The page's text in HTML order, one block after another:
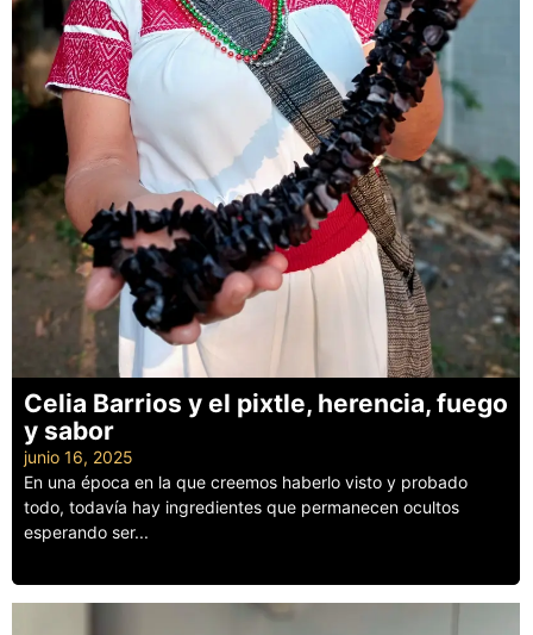
Celia Barrios y el pixtle, herencia, fuego
y sabor
junio 16, 2025
En una época en la que creemos haberlo visto y probado
todo, todavía hay ingredientes que permanecen ocultos
esperando ser...